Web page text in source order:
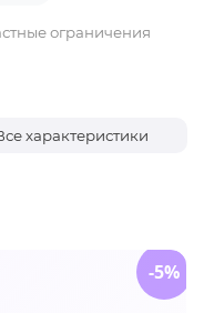
ограничения
характеристики
-5%